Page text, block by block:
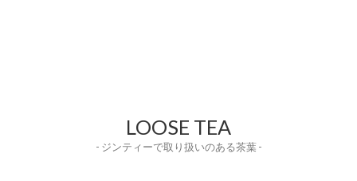
LOOSE TEA
- ジンティーで取り扱いのある茶葉 -